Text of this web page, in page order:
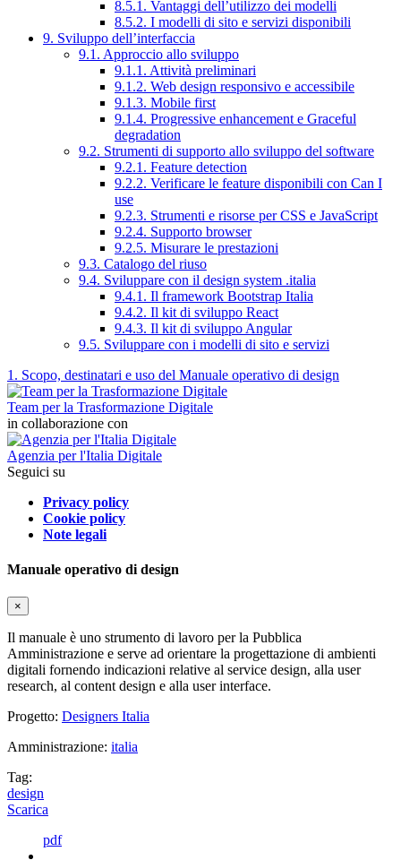
8.5.1. Vantaggi dell’utilizzo dei modelli
8.5.2. I modelli di sito e servizi disponibili
9. Sviluppo dell’interfaccia
9.1. Approccio allo sviluppo
9.1.1. Attività preliminari
9.1.2. Web design responsivo e accessibile
9.1.3. Mobile first
9.1.4. Progressive enhancement e Graceful
degradation
9.2. Strumenti di supporto allo sviluppo del software
9.2.1. Feature detection
9.2.2. Verificare le feature disponibili con Can I
use
9.2.3. Strumenti e risorse per CSS e JavaScript
9.2.4. Supporto browser
9.2.5. Misurare le prestazioni
9.3. Catalogo del riuso
9.4. Sviluppare con il design system .italia
9.4.1. Il framework Bootstrap Italia
9.4.2. Il kit di sviluppo React
9.4.3. Il kit di sviluppo Angular
9.5. Sviluppare con i modelli di sito e servizi
1. Scopo, destinatari e uso del Manuale operativo di design
Team per la Trasformazione Digitale
in collaborazione con
Agenzia per l'Italia Digitale
Seguici su
Privacy policy
Cookie policy
Note legali
Manuale operativo di design
×
Il manuale è uno strumento di lavoro per la Pubblica
Amministrazione e serve ad orientare la progettazione di ambienti
digitali fornendo indicazioni relative al service design, alla user
research, al content design e alla user interface.
Progetto: Designers Italia
Amministrazione: italia
Tag:
design
Scarica
pdf